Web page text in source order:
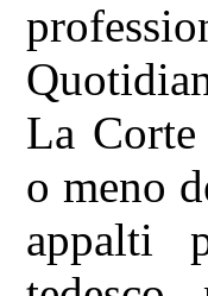
La Corte
o meno
appalti